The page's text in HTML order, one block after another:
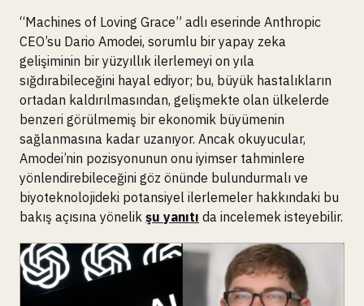
“Machines of Loving Grace” adlı eserinde Anthropic
CEO’su Dario Amodei, sorumlu bir yapay zeka
gelişiminin bir yüzyıllık ilerlemeyi on yıla
sığdırabileceğini hayal ediyor; bu, büyük hastalıkların
ortadan kaldırılmasından, gelişmekte olan ülkelerde
benzeri görülmemiş bir ekonomik büyümenin
sağlanmasına kadar uzanıyor. Ancak okuyucular,
Amodei’nin pozisyonunun onu iyimser tahminlere
yönlendirebileceğini göz önünde bulundurmalı ve
biyoteknolojideki potansiyel ilerlemeler hakkındaki bu
bakış açısına yönelik şu yanıtı da incelemek isteyebilir.